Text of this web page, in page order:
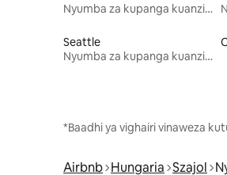
Nyumba za kupanga kuanzia mwezi mmoja
Seattle
Nyumba za kupanga kuanzia mwezi mmoja
*Baadhi ya vighairi vinaweza
Airbnb Hungaria Szajol